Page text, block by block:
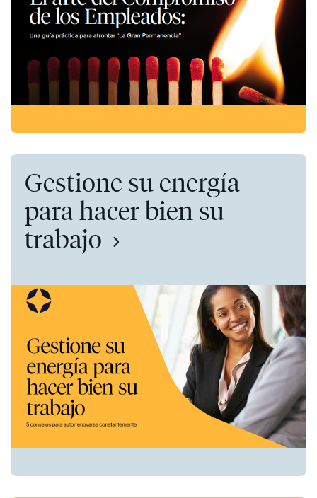
Gestione su energía
para hacer bien su
trabajo